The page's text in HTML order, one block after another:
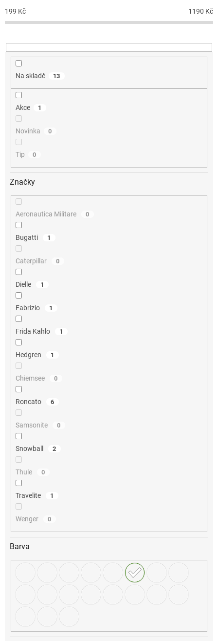
p
r
u
199 Kč 1190 Kč
Na skladě 13
Akce 1
Novinka 0
Tip 0
Značky
Aeronautica Militare 0
Bugatti 1
Caterpillar 0
Dielle 1
Fabrizio 1
Frida Kahlo 1
Hedgren 1
Chiemsee 0
Roncato 6
Samsonite 0
Snowball 2
Thule 0
Travelite 1
Wenger 0
Barva